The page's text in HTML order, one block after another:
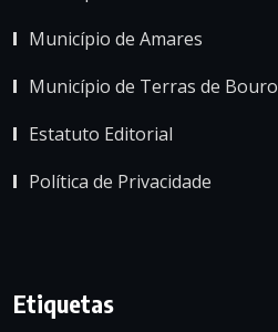
Município de Amares
Município de Terras de Bouro
Estatuto Editorial
Política de Privacidade
Etiquetas